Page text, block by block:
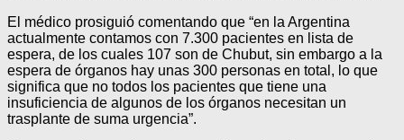
El médico prosiguió comentando que “en la Argentina
actualmente contamos con 7.300 pacientes en lista de
espera, de los cuales 107 son de Chubut, sin embargo a la
espera de órganos hay unas 300 personas en total, lo que
significa que no todos los pacientes que tiene una
insuficiencia de algunos de los órganos necesitan un
trasplante de suma urgencia”.